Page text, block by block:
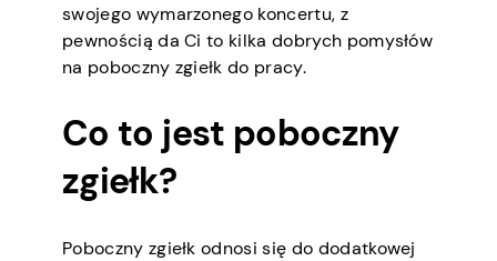
swojego wymarzonego koncertu, z
pewnością da Ci to kilka dobrych pomysłów
na poboczny zgiełk do pracy.
Co to jest poboczny
zgiełk?
Poboczny zgiełk odnosi się do dodatkowej